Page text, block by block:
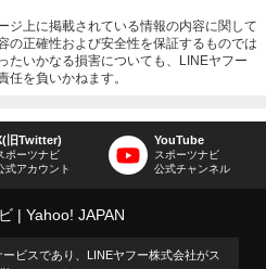
ジ上に掲載されている情報の内容に関して
の正確性および安全性を保証するものでは
たいかなる損害についても、LINEヤフー
を負いかねます。
旧Twitter)
ポーツナビ
式アカウント
YouTube
スポーツナビ
公式チャンネル
Yahoo! JAPAN
ビスであり、LINEヤフー株式会社がス